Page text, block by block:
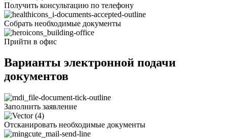
Получить консультацию по телефону
Собрать необходимые документы
Прийти в офис
Варианты электронной подачи
документов
Заполнить заявление
Отсканировать необходимые документы